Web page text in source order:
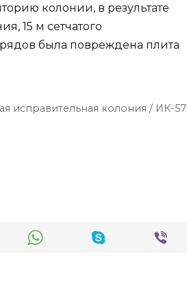
колонии, в результате
15 м сетчатого
была повреждена плита
исправительная колония / ИК-57